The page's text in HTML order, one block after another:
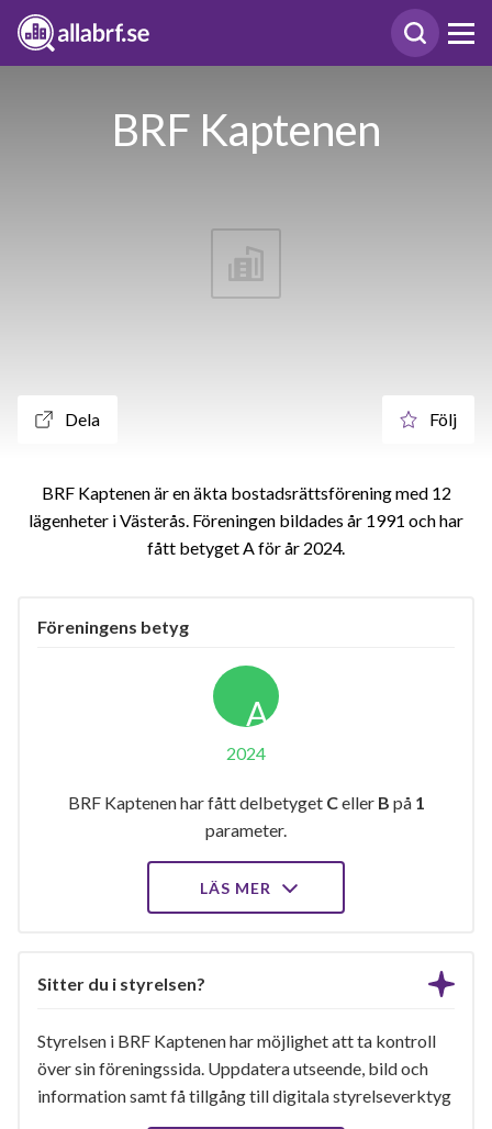
BRF Kaptenen
Dela Följ
BRF Kaptenen är en äkta bostadsrättsförening med 12
lägenheter i Västerås. Föreningen bildades år 1991 och har
fått betyget A för år 2024
Föreningens betyg
A
2024
BRF Kaptenen har fått delbetyget Celler B på 1
parameter.
LÄS MER
Sitter du i styrelsen?
Styrelsen i BRF Kaptenen har möjlighet att ta kontroll
över sin föreningssida. Uppdatera utseende, bild och
information samt få tillgång till digitala styrelseverktyg